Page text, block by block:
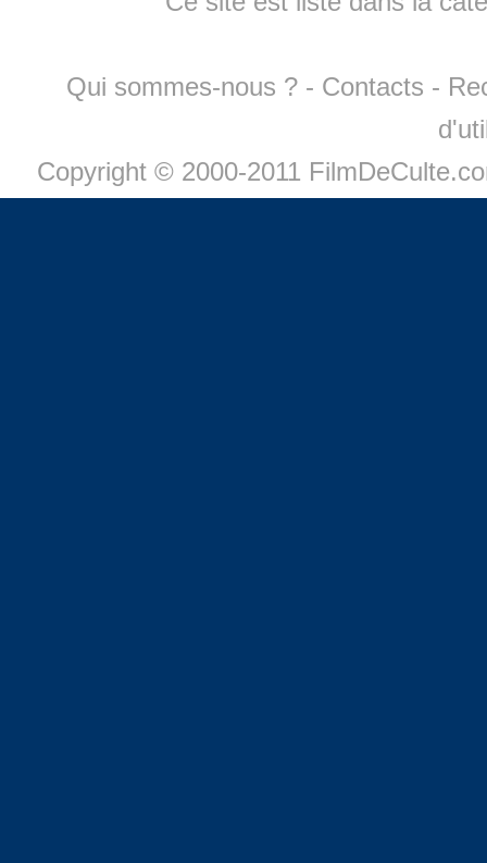
Qui sommes-nous ? - Contacts -
Copyright © 2000-2011